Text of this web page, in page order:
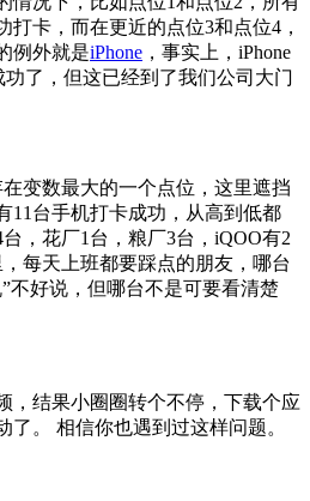
打卡，而在更近的点位3和点位4，
例外就是iPhone ，事实上，iPhone
功了，但这已经到了我们公司大门
变数最大的一个点位，这里遮挡
11台手机打卡成功，从高到低都
，花厂1台，粮厂3台，iQOO有2
每天上班都要踩点的朋友，哪台
不好说，但哪台不是可要看清楚
，结果小圈圈转个不停，下载个应
了。 相信你也遇到过这样问题。